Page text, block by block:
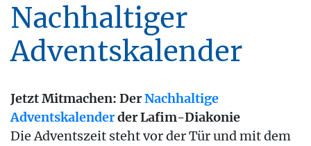
Nachhaltiger
Adventskalender
Jetzt Mitmachen: DerNachhaltige
Adventskalenderder Lafim-Diakonie
Die Adventszeit steht vor der Tür und mit dem